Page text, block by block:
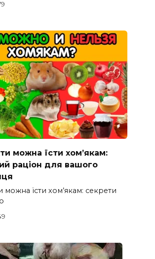
можна їсти хом’якам:
раціон для вашого
можна їсти хом’якам: секрети